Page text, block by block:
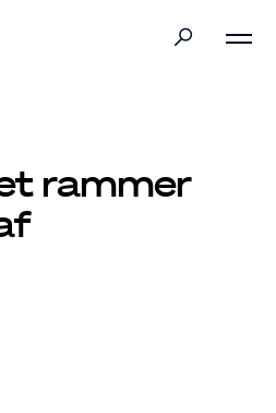
rammer